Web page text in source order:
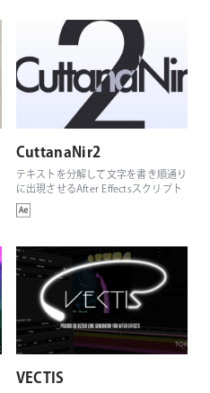
CuttanaNir2
テキストを分解して文字を書き順通り
に出現させるAfter Effectsスクリプト
VECTIS